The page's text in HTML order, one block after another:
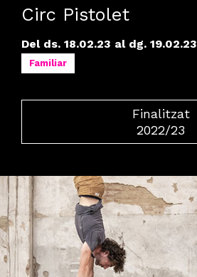
Circ Pistolet
Del ds. 18.02.23 al dg. 19.02.23
Familiar
Finalitzat
2022/23